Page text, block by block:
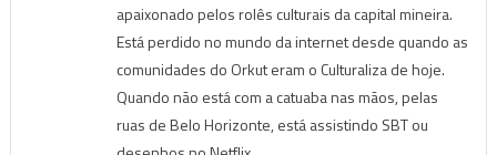
apaixonado pelos rolês culturais da capital mineira.
Está perdido no mundo da internet desde quando as
comunidades do Orkut eram o Culturaliza de hoje.
Quando não está com a catuaba nas mãos, pelas
ruas de Belo Horizonte, está assistindo SBT ou